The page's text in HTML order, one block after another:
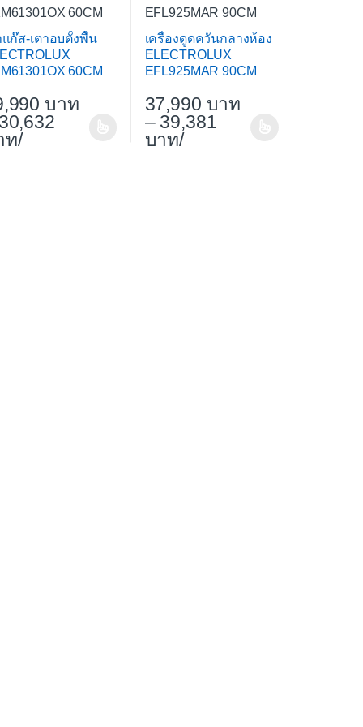
on the product page
The options may be chosen on the product page
แก๊ส-เตาอบตั้งพื้น
60CM
/
product has multiple variants. The options may be chosen on
เครื่องดูดควันกลางห้อง
ELECTROLUX
EFL925MAR 90CM
37,990
– 39,381
/
This product has multiple variants.